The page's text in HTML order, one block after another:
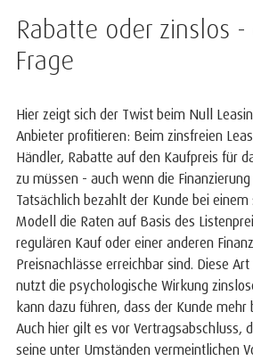
Rabatte oder zinslos
Frage
Hier zeigt sich der Twist beim Null
Anbieter profitieren: Beim zinsfreien
Händler, Rabatte auf den Kaufpreis für
zu müssen - auch wenn die
Tatsächlich bezahlt der Kunde bei
Modell die Raten auf Basis des
regulären Kauf oder einer anderen
Preisnachlässe erreichbar sind. Diese
nutzt die psychologische Wirkung
kann dazu führen, dass der Kunde
Auch hier gilt es vor Vertragsabschluss,
seine unter Umständen vermeintlichen